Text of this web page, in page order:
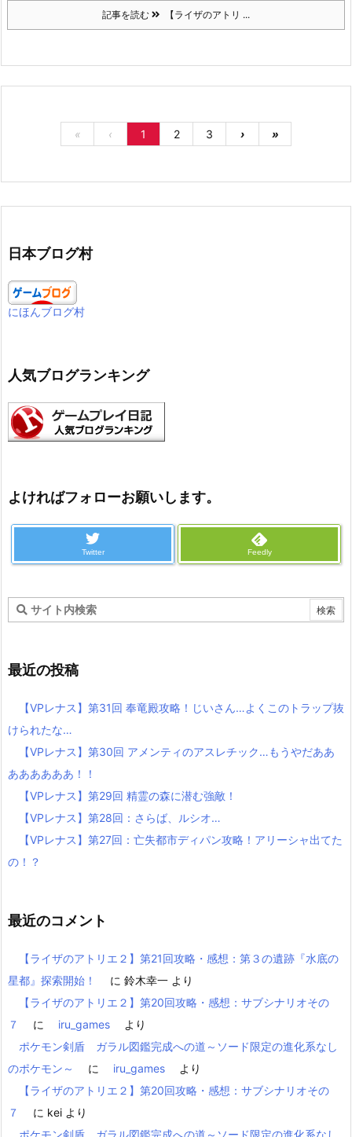
記事を読む 【ライザのアトリ ...
« ‹ 1 2 3 › »
日本ブログ村
にほんブログ村
人気ブログランキング
よければフォローお願いします。
Twitter Feedly
最近の投稿
【VPレナス】第31回 奉竜殿攻略！じいさん…よくこのトラップ抜
けられたな…
【VPレナス】第30回 アメンティのアスレチック…もうやだああ
ああああああ！！
【VPレナス】第29回 精霊の森に潜む強敵！
【VPレナス】第28回：さらば、ルシオ…
【VPレナス】第27回：亡失都市ディパン攻略！アリーシャ出てた
の！？
最近のコメント
【ライザのアトリエ２】第21回攻略・感想：第３の遺跡『水底の
星都』探索開始！
に 鈴木幸一 より
【ライザのアトリエ２】第20回攻略・感想：サブシナリオその
７
に iru_games
より
ポケモン剣盾 ガラル図鑑完成への道～ソード限定の進化系なし
のポケモン～
に iru_games
より
【ライザのアトリエ２】第20回攻略・感想：サブシナリオその
７
に kei より
ポケモン剣盾 ガラル図鑑完成への道～ソード限定の進化系なし